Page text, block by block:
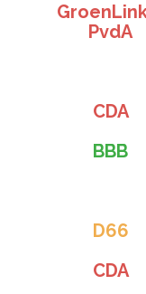
PvdA
CDA
BBB
D66
CDA